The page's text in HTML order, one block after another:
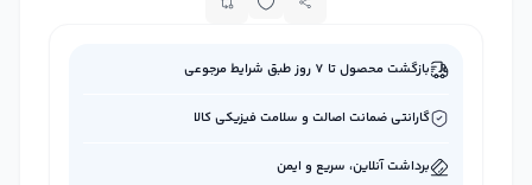
بازگشت محصول تا ۷ روز طبق شرایط مرجوعی
گارانتی ضمانت اصالت و سلامت فیزیکی کالا
برداشت آنلاین، سریع و ایمن